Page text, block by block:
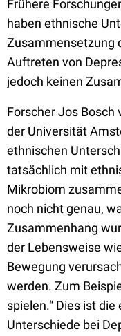
Frühere
haben ethnische
Zusammensetzung
Auftreten von
jedoch keinen
Forscher Jos Bosch
der Universität
ethnischen
tatsächlich mit
Mikrobiom
noch nicht genau,
Zusammenhang
der Lebensweise
Bewegung
werden. Zum
spielen.“ Dies ist
Unterschiede bei